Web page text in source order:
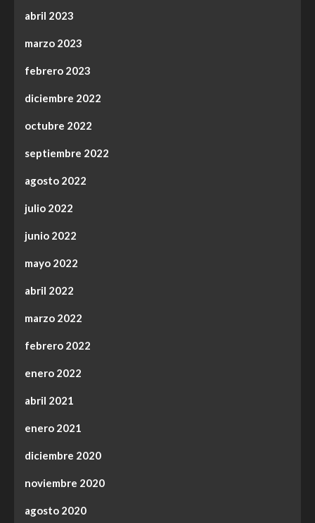
abril 2023
marzo 2023
febrero 2023
diciembre 2022
octubre 2022
septiembre 2022
agosto 2022
julio 2022
junio 2022
mayo 2022
abril 2022
marzo 2022
febrero 2022
enero 2022
abril 2021
enero 2021
diciembre 2020
noviembre 2020
agosto 2020